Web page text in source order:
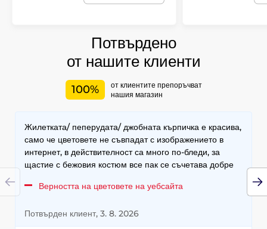
Потвърдено
от нашите клиенти
100%
от клиентите препоръчват
нашия магазин
Жилетката/ пеперудата/ джобната кърпичка е красива,
само че цветовете не съвпадат с изображението в
интернет, в действителност са много по-бледи, за
щастие с бежовия костюм все пак се съчетава добре
Верността на цветовете на уебсайта
Потвърден клиент, 3. 8. 2026